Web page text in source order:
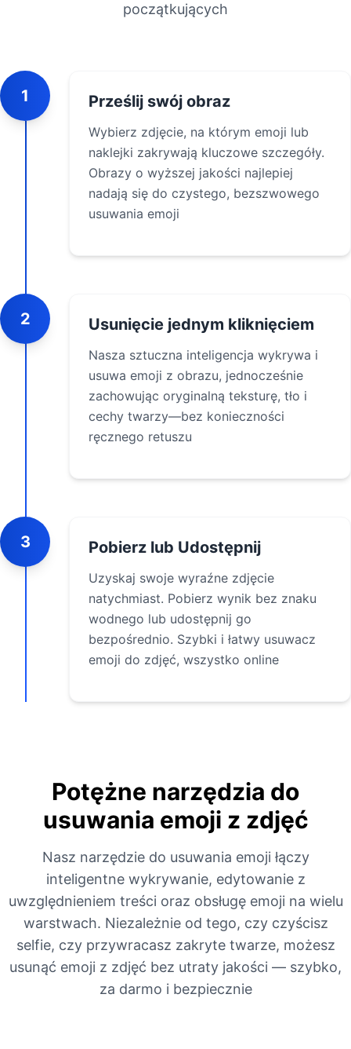
początkujących
1 Prześlij swój obraz
Wybierz zdjęcie, na którym emoji lub
naklejki zakrywają kluczowe szczegóły.
Obrazy o wyższej jakości najlepiej
nadają się do czystego, bezszwowego
usuwania emoji
2 Usunięcie jednym kliknięciem
Nasza sztuczna inteligencja wykrywa i
usuwa emoji z obrazu, jednocześnie
zachowując oryginalną teksturę, tło i
cechy twarzy—bez konieczności
ręcznego retuszu
3 Pobierz lub Udostępnij
Uzyskaj swoje wyraźne zdjęcie
natychmiast. Pobierz wynik bez znaku
wodnego lub udostępnij go
bezpośrednio. Szybki i łatwy usuwacz
emoji do zdjęć, wszystko online
Potężne narzędzia do
usuwania emoji z zdjęć
Nasz narzędzie do usuwania emoji łączy
inteligentne wykrywanie, edytowanie z
uwzględnieniem treści oraz obsługę emoji na wielu
warstwach. Niezależnie od tego, czy czyścisz
selfie, czy przywracasz zakryte twarze, możesz
usunąć emoji z zdjęć bez utraty jakości — szybko,
za darmo i bezpiecznie